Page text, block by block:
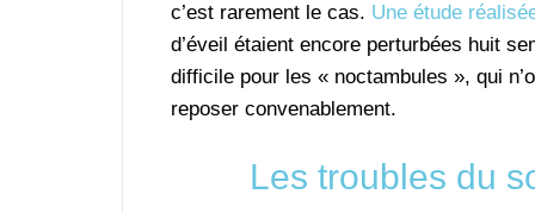
c’est rarement le cas. Une étude
d’éveil étaient encore perturbées huit
difficile pour les « noctambules », qui
reposer convenablement.
Les troubles du